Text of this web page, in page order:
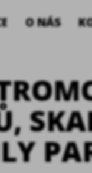
O NÁS